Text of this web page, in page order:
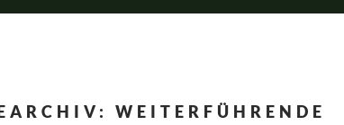
WEITERFÜHRENDE